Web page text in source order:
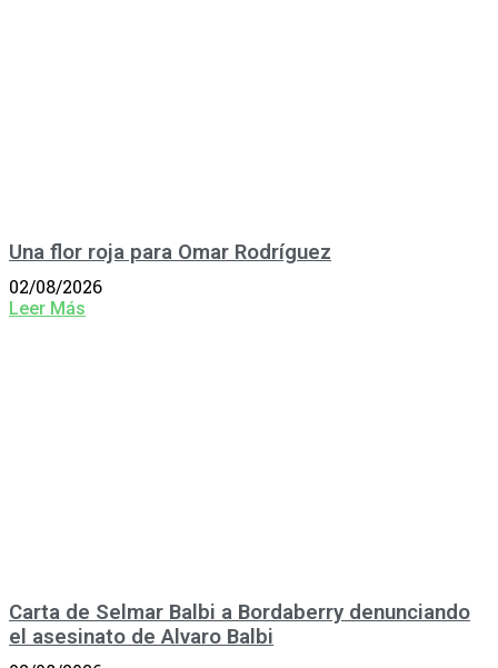
Una flor roja para Omar Rodríguez
02/08/2026
Leer Más
Carta de Selmar Balbi a Bordaberry denunciando
el asesinato de Alvaro Balbi